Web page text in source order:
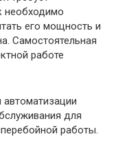
необходимо
его мощность и
Самостоятельная
работе
для
работы.